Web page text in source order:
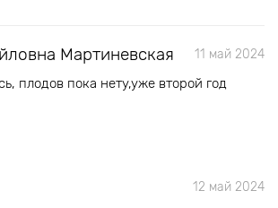
Мартиневская 11 май 2024
плодов пока нету,уже второй год
12 май 2024